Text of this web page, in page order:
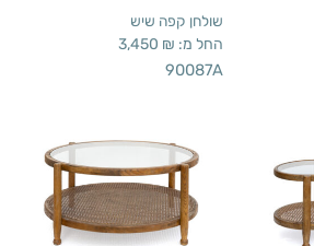
שולחן קפה שיש
החל מ: 3,450 ₪
90087A